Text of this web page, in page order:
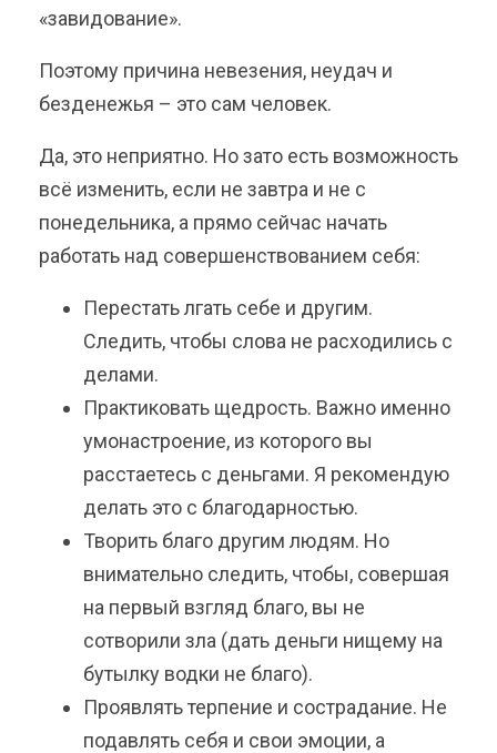
«завидование».
Поэтому причина невезения, неудач и
безденежья – это сам человек.
Да, это неприятно. Но зато есть возможность
всё изменить, если не завтра и не с
понедельника, а прямо сейчас начать
работать над совершенствованием себя:
Перестать лгать себе и другим.
Следить, чтобы слова не расходились с
делами.
Практиковать щедрость. Важно именно
умонастроение, из которого вы
расстаетесь с деньгами. Я рекомендую
делать это с благодарностью.
Творить благо другим людям. Но
внимательно следить, чтобы, совершая
на первый взгляд благо, вы не
сотворили зла (дать деньги нищему на
бутылку водки не благо).
Проявлять терпение и сострадание. Не
подавлять себя и свои эмоции, а